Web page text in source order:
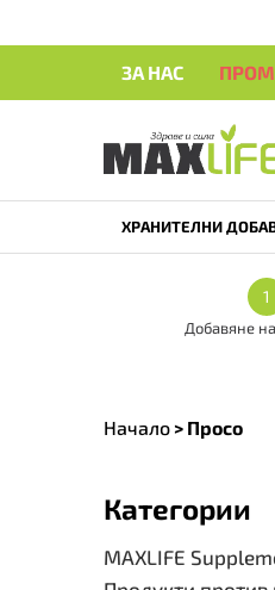
ЗА НАС
ХРАНИТЕЛНИ
1
Добавяне
Начало > Просо
Категории
MAXLIFE